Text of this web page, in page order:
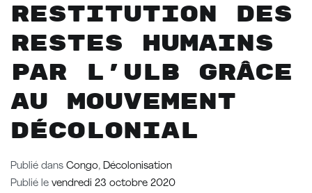
Restitution des
restes humains
par l’ULB grâce
au mouvement
décolonial
Publié dans Congo, Décolonisation
Publié le vendredi 23 octobre 2020